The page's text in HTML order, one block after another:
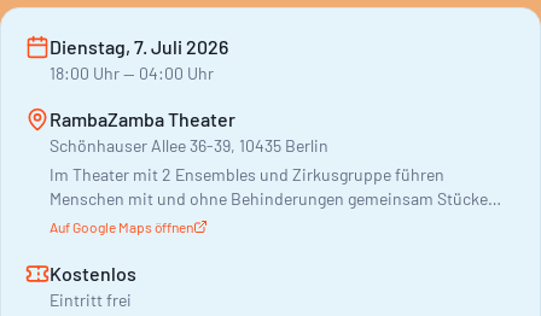
Dienstag, 7. Juli 2026
18:00 Uhr— 04:00 Uhr
RambaZamba Theater
Schönhauser Allee 36-39, 10435 Berlin
Im Theater mit 2 Ensembles und Zirkusgruppe führen
Menschen mit und ohne Behinderungen gemeinsam Stücke
auf.
Auf Google Maps öffnen
Kostenlos
Eintritt frei